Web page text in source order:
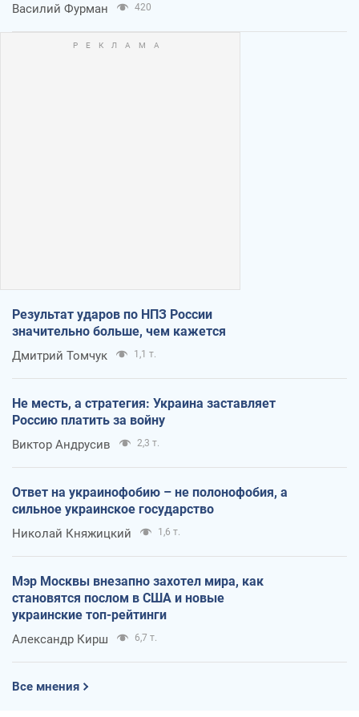
Василий Фурман 420
Результат ударов по НПЗ России
значительно больше, чем кажется
Дмитрий Томчук 1,1 т.
Не месть, а стратегия: Украина заставляет
Россию платить за войну
Виктор Андрусив 2,3 т.
Ответ на украинофобию – не полонофобия, а
сильное украинское государство
Николай Княжицкий 1,6 т.
Мэр Москвы внезапно захотел мира, как
становятся послом в США и новые
украинские топ-рейтинги
Александр Кирш 6,7 т.
Все мнения